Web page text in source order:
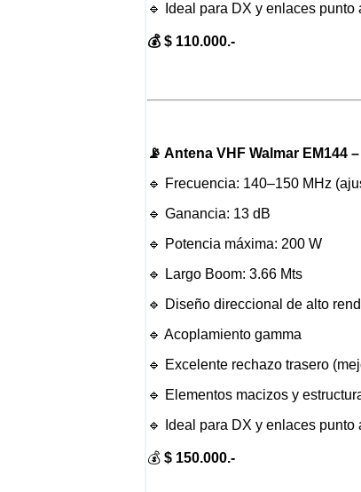
🔹 Ideal para DX y enlaces punto
💰 $ 110.000.-
📡 Antena VHF Walmar EM144
🔹 Frecuencia: 140–150 MHz
🔹 Ganancia: 13 dB
🔹 Potencia máxima: 200 W
🔹 Largo Boom: 3.66 Mts
🔹 Diseño direccional de alto
🔹 Acoplamiento gamma
🔹 Excelente rechazo trasero
🔹 Elementos macizos y
🔹 Ideal para DX y enlaces punto
💰 $ 150.000.-